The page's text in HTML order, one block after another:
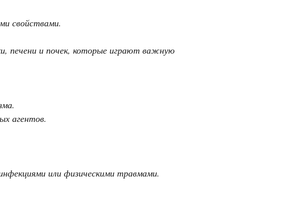
свойствами.
печени и почек, которые играют важную
агентов.
или физическими травмами.